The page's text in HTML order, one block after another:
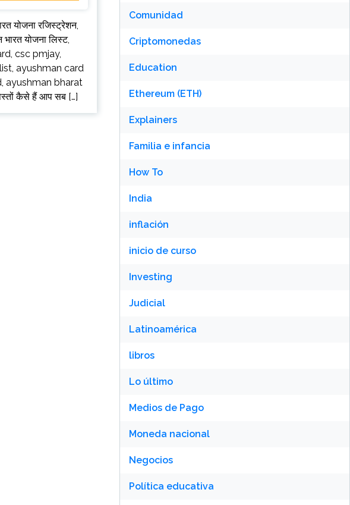
योजना रजिस्ट्रेशन,
भारत योजना लिस्ट,
csc pmjay,
ayushman card
ayushman bharat
कैसे हैं आप सब […]
Comunidad
Criptomonedas
Education
Ethereum (ETH)
Explainers
Familia e infancia
How To
India
inflación
inicio de curso
Investing
Judicial
Latinoamérica
libros
Lo último
Medios de Pago
Moneda nacional
Negocios
Política educativa